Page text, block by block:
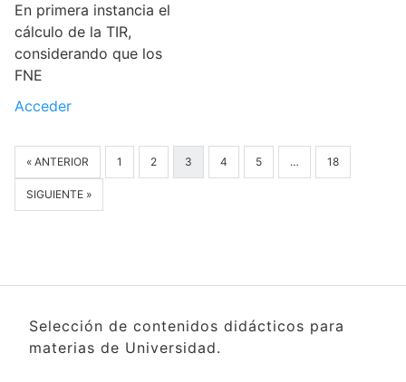
En primera instancia el
cálculo de la TIR,
considerando que los
FNE
Acceder
« ANTERIOR 1 2 3 4 5 … 18
SIGUIENTE »
Selección de contenidos didácticos para
materias de Universidad.